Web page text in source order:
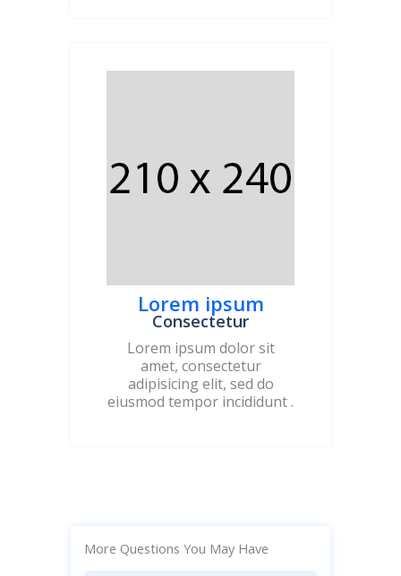
Lorem ipsum
Consectetur
Lorem ipsum dolor sit
amet, consectetur
adipisicing elit, sed do
eiusmod tempor incididunt .
More Questions You May Have